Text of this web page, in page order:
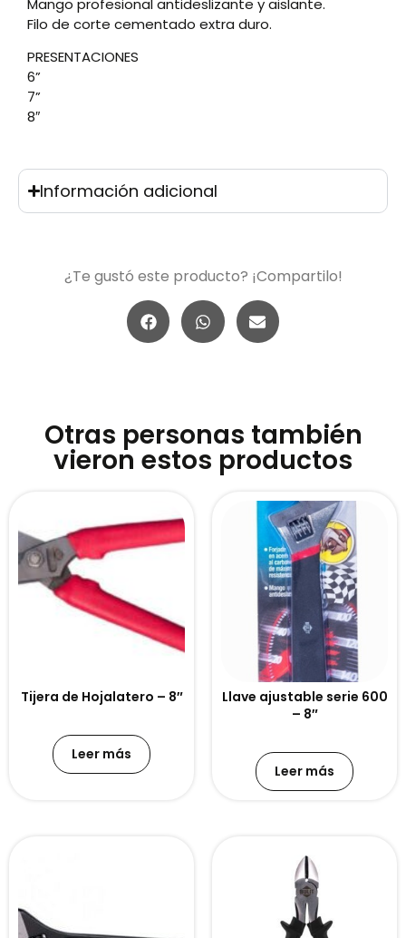
Mango profesional antideslizante y aislante.
Filo de corte cementado extra duro.
PRESENTACIONES
6”
7”
8″
Información adicional
¿Te gustó este producto? ¡Compartilo!
Otras personas también
vieron estos productos
Tijera de Hojalatero – 8″
Leer más
Llave ajustable serie 600
– 8″
Leer más